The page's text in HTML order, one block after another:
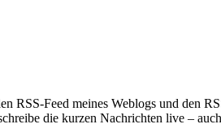
RSS-Feed meines Weblogs und den
die kurzen Nachrichten live –